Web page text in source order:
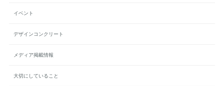
イベント
デザインコンクリート
メディア掲載情報
大切にしていること